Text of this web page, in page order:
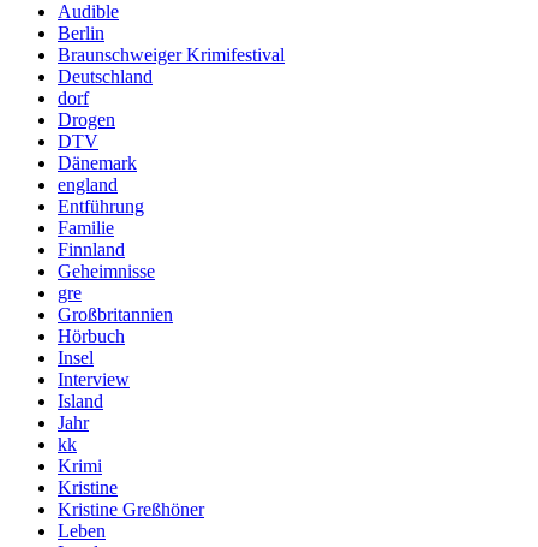
Audible
Berlin
Braunschweiger Krimifestival
Deutschland
dorf
Drogen
DTV
Dänemark
england
Entführung
Familie
Finnland
Geheimnisse
gre
Großbritannien
Hörbuch
Insel
Interview
Island
Jahr
kk
Krimi
Kristine
Kristine Greßhöner
Leben